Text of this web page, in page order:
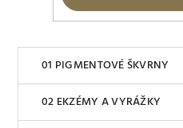
PIGMENTOVÉ ŠKVRNY
EKZÉMY A VYRÁŽKY